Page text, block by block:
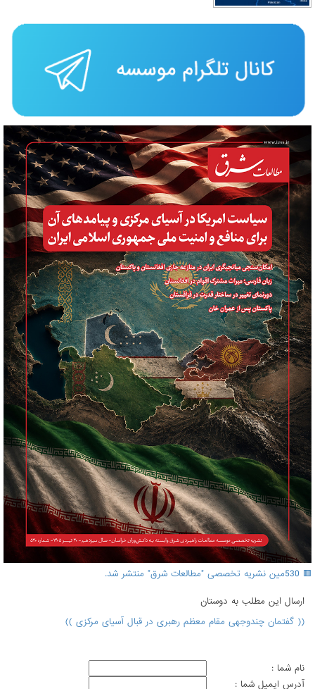
🟥 530مین نشریه تخصصی "مطالعات شرق" منتشر شد.
ارسال اين مطلب به دوستان
(( گفتمان چندوجهی مقام معظم رهبری در قبال آسیای مرکزی ))
نام شما :
آدرس ايميل شما :